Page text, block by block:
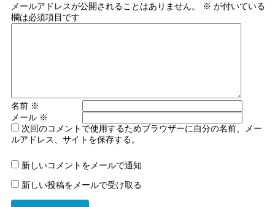
メールアドレスが公開されることはありません。 ※ が付いている
欄は必須項目です
名前 ※
メール ※
次回のコメントで使用するためブラウザーに自分の名前、メー
ルアドレス、サイトを保存する。
新しいコメントをメールで通知
新しい投稿をメールで受け取る